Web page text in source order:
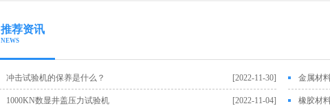
推荐资讯
NEWS
[2022-11-30]
冲击试验机的保养是什么？ 金属材
[2022-11-04]
1000KN数显井盖压力试验机 橡胶材